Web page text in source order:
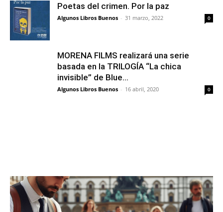
Poetas del crimen. Por la paz
Algunos Libros Buenos - 31 marzo, 2022 0
MORENA FILMS realizará una serie
basada en la TRILOGÍA “La chica
invisible” de Blue...
Algunos Libros Buenos - 16 abril, 2020 0